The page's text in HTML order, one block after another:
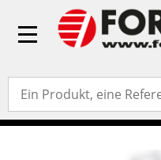
Toggle
Accueil»
Monoblockpodestleiter